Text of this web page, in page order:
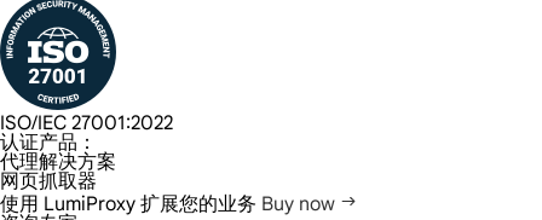
ISO/IEC 27001:2022
认证产品：
代理解决方案
网页抓取器
使用 LumiProxy 扩展您的业务 Buy now